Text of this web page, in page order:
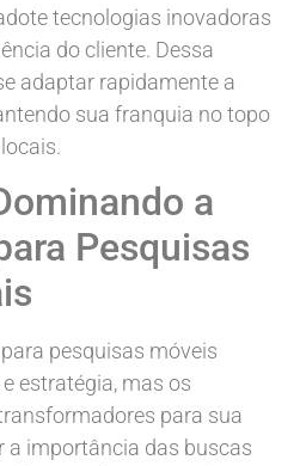
tecnologias inovadoras
do cliente. Dessa
adaptar rapidamente a
sua franquia no topo
a
Pesquisas
pesquisas móveis
estratégia, mas os
para sua
a importância das buscas